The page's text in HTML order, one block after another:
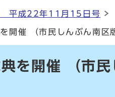
平成22年11月15日号
を開催 （市民しんぶん南
を開催 （市